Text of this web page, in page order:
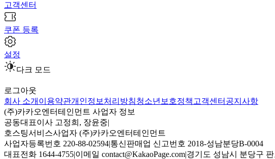
고객센터
쿠폰 등록
설정
다크 모드
로그아웃
회사 소개 이용약관개인정보처리방침청소년보호정책 고객센터 공지사항
(주)카카오엔터테인먼트 사업자 정보
공동대표이사 고정희, 장윤중|
호스팅서비스사업자 (주)카카오엔터테인먼트
사업자등록번호 220-88-02594|통신판매업 신고번호 2018-성남분당B-0004
대표전화 1644-4755|이메일 contact@KakaoPage.com|경기도 성남시 분당구